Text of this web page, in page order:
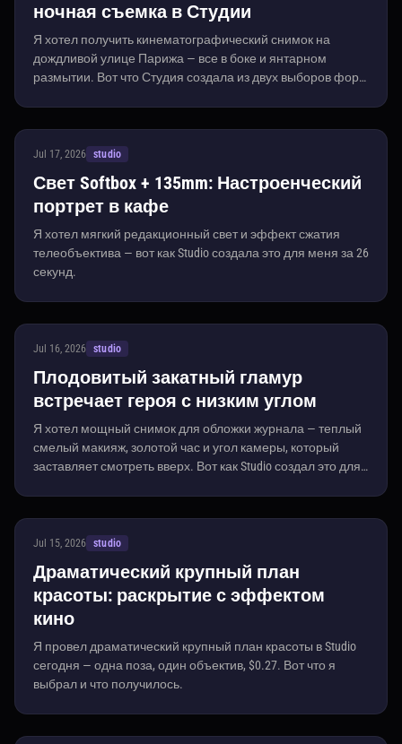
ночная съемка в Студии
Я хотел получить кинематографический снимок на
дождливой улице Парижа — все в боке и янтарном
размытии. Вот что Студия создала из двух выборов форм
Jul 17, 2026 studio
Свет Softbox + 135mm: Настроенческий
портрет в кафе
Я хотел мягкий редакционный свет и эффект сжатия
телеобъектива — вот как Studio создала это для меня за 26
секунд.
Jul 16, 2026 studio
Плодовитый закатный гламур
встречает героя с низким углом
Я хотел мощный снимок для обложки журнала — теплый
смелый макияж, золотой час и угол камеры, который
заставляет смотреть вверх. Вот как Studio создал это для
Jul 15, 2026 studio
Драматический крупный план
красоты: раскрытие с эффектом
кино
Я провел драматический крупный план красоты в Studio
сегодня — одна поза, один объектив, $0.27. Вот что я
выбрал и что получилось.